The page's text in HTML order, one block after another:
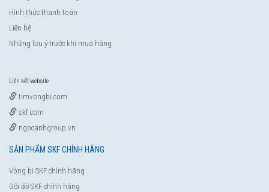
Hình thức thanh toán
Liên hệ
Những lưu ý trước khi mua hàng
Liên kết website
timvongbi.com
skf.com
ngocanhgroup.vn
SẢN PHẨM SKF CHÍNH HÃNG
Vòng bi SKF chính hãng
Gối đỡ SKF chính hãng